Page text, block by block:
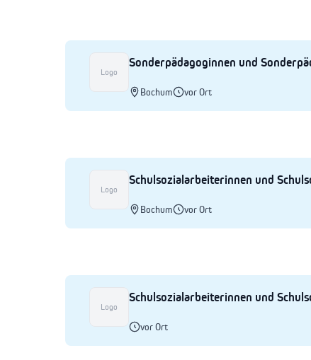
Logo
Sonderpädagoginnen und
Bochum vor Ort
Logo
Schulsozialarbeiterinnen und
Bochum vor Ort
Logo
Schulsozialarbeiterinnen und
vor Ort